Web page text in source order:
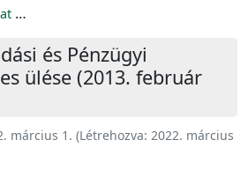
és Pénzügyi
ülése (2013. február
március 1. (Létrehozva: 2022. március